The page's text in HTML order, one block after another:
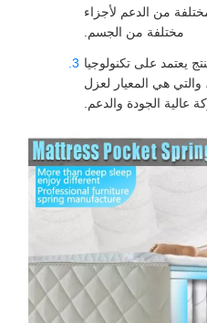
من الدعم لأجزاء
مختلفة من الجسم.
يعتمد على تكنولوجيا
والتي هي المعيار لعزل
عالية الجودة والدعم.